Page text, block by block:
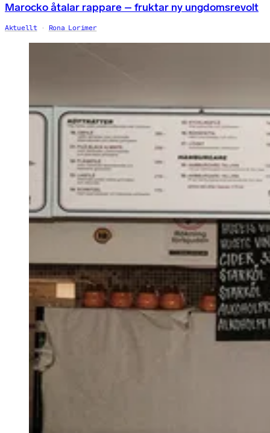
Marocko åtalar rappare – fruktar ny ungdomsrevolt
Aktuellt Rona Lorimer